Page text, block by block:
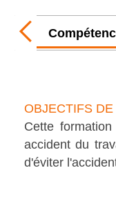
Previous
OBJECTIFS
Cette
accident du
d'éviter